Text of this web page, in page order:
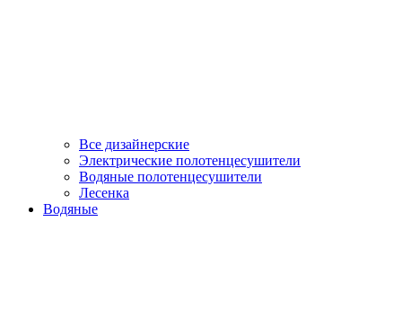
Все дизайнерские
Электрические полотенцесушители
Водяные полотенцесушители
Лесенка
Водяные